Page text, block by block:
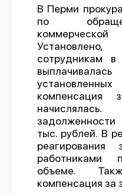
О
Политика
В Перми
по
сотрудникам
тыс. рублей. В
реагирования
работниками
объеме.
компенсация за